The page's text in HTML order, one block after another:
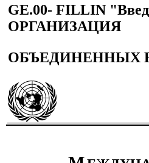
GE.00- FILLIN
ОРГАНИЗАЦИЯ
ОБЪЕДИНЕННЫХ